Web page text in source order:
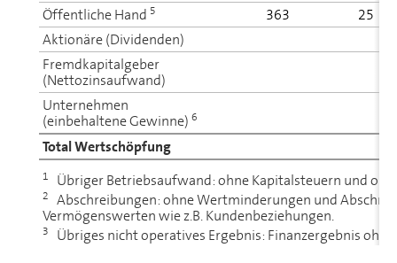
Öffentliche Hand 5 363
25
Aktionäre (Dividenden)
Fremdkapitalgeber
(Nettozinsaufwand)
Un­ter­neh­men
(einbehaltene Gewinne) 6
Total Wert­schöp­fung
1 Übriger Betriebsaufwand: ohne Kapitalsteuern und
2
Ab­schrei­bun­gen: ohne Wert­min­de­rungen und
Vermögenswerten wie z.B. Kundenbeziehungen.
3
Übriges nicht operatives Ergebnis: Finanzergebnis
ten Beteiligungen sowie Wert­min­de­rungen und